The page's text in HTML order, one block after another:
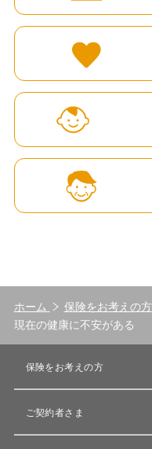
ホーム 保険をお考えの方
現在の健康に不安がある
保険をお考えの方
ご契約者さま